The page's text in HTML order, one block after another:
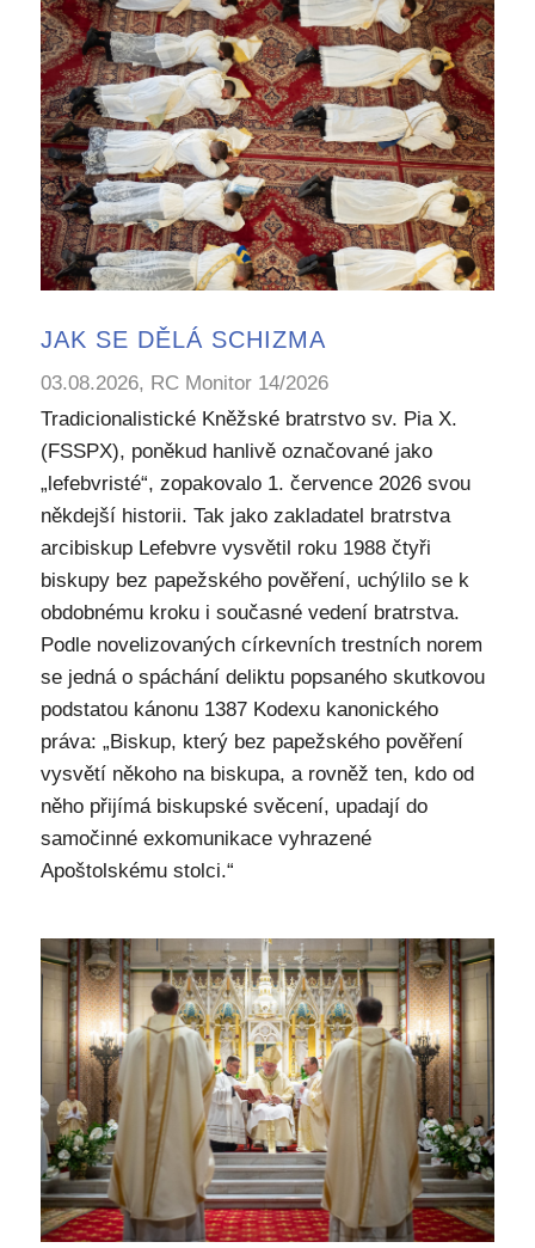
JAK SE DĚLÁ SCHIZMA
03.08.2026, RC Monitor 14/2026
Tradicionalistické Kněžské bratrstvo sv. Pia X.
(FSSPX), poněkud hanlivě označované jako
„lefebvristé“, zopakovalo 1. července 2026 svou
někdejší historii. Tak jako zakladatel bratrstva
arcibiskup Lefebvre vysvětil roku 1988 čtyři
biskupy bez papežského pověření, uchýlilo se k
obdobnému kroku i současné vedení bratrstva.
Podle novelizovaných církevních trestních norem
se jedná o spáchání deliktu popsaného skutkovou
podstatou kánonu 1387 Kodexu kanonického
práva: „Biskup, který bez papežského pověření
vysvětí někoho na biskupa, a rovněž ten, kdo od
něho přijímá biskupské svěcení, upadají do
samočinné exkomunikace vyhrazené
Apoštolskému stolci.“